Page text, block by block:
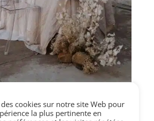
cookies sur notre site Web pour
la plus pertinente en